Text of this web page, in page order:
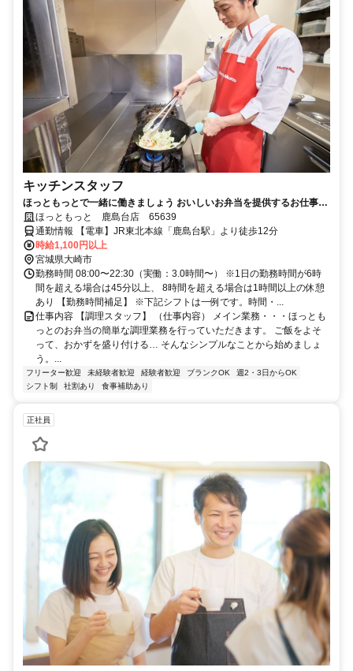
キッチンスタッフ
ほっともっとで一緒に働きましょう おいしいお弁当を提供するお仕事で
す ほっともっと 鹿島台店 65639
通勤情報 【電車】JR東北本線「鹿島台駅」より徒歩12分
時給1,100円以上
宮城県大崎市
勤務時間 08:00〜22:30（実働：3.0時間〜） ※1日の勤務時間が6時
間を超える場合は45分以上、 8時間を超える場合は1時間以上の休憩
あり 【勤務時間補足】 ※下記シフトは一例です。時間・...
仕事内容 【調理スタッフ】 （仕事内容） メイン業務・・・ほっとも
っとのお弁当の簡単な調理業務を行っていただきます。 ご飯をよそ
って、おかずを盛り付ける… そんなシンプルなことから始めましょ
う。...
フリーター歓迎 未経験者歓迎 経験者歓迎 ブランクOK
週2・3日からOK
シフト制
社割あり 食事補助あり
正社員